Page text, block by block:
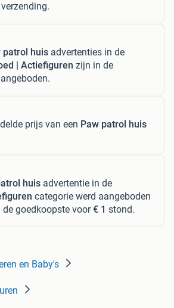
patrol huis advertenties in de
| Actiefiguren zijn in de
prijs van een Paw patrol huis
huis advertentie in de
categorie werd aangeboden
de goedkoopste voor€ 1 stond.
en Baby's